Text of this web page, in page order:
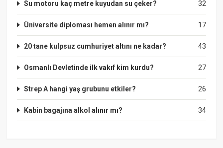
32
Su motoru kaç metre kuyudan su çeker?
17
Üniversite diploması hemen alınır mı?
43
20 tane kulpsuz cumhuriyet altını ne kadar?
27
Osmanlı Devletinde ilk vakıf kim kurdu?
26
Strep A hangi yaş grubunu etkiler?
34
Kabin bagajına alkol alınır mı?